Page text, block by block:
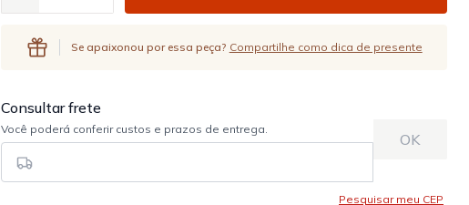
Se apaixonou por essa peça? Compartilhe como dica de presente